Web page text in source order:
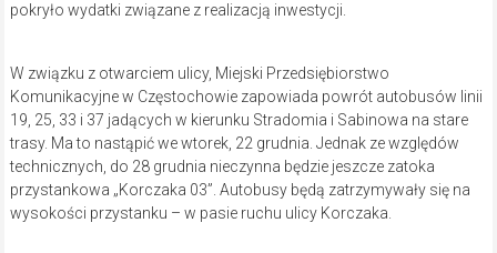
pokryło wydatki związane z realizacją inwestycji.
W związku z otwarciem ulicy, Miejski Przedsiębiorstwo
Komunikacyjne w Częstochowie zapowiada powrót autobusów linii
19, 25, 33 i 37 jadących w kierunku Stradomia i Sabinowa na stare
trasy. Ma to nastąpić we wtorek, 22 grudnia. Jednak ze względów
technicznych, do 28 grudnia nieczynna będzie jeszcze zatoka
przystankowa „Korczaka 03”. Autobusy będą zatrzymywały się na
wysokości przystanku – w pasie ruchu ulicy Korczaka.